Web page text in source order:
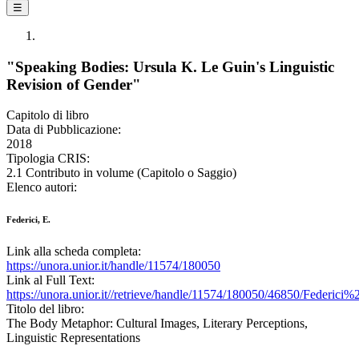
☰
"Speaking Bodies: Ursula K. Le Guin's Linguistic
Revision of Gender"
Capitolo di libro
Data di Pubblicazione:
2018
Tipologia CRIS:
2.1 Contributo in volume (Capitolo o Saggio)
Elenco autori:
Federici, E.
Link alla scheda completa:
https://unora.unior.it/handle/11574/180050
Link al Full Text:
https://unora.unior.it//retrieve/handle/11574/180050/46850/
Titolo del libro:
The Body Metaphor: Cultural Images, Literary Perceptions,
Linguistic Representations